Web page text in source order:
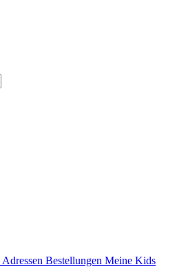
Adressen Bestellungen Meine Kids